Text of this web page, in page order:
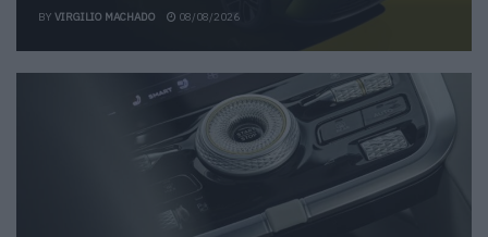
BY VIRGILIO MACHADO 08/08/2026